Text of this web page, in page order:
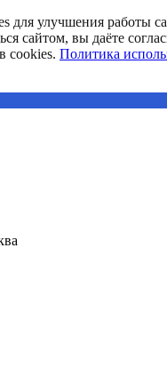
для улучшения работы
сайтом, вы даёте
cookies. Политика